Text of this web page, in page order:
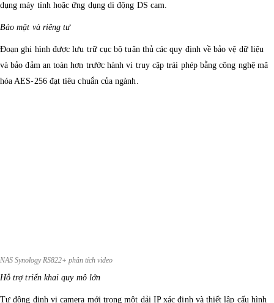
dụng máy tính hoặc ứng dụng di động DS cam.
Bảo mật và riêng tư
Đoạn ghi hình được lưu trữ cục bộ tuân thủ các quy định về bảo vệ dữ liệu
và bảo đảm an toàn hơn trước hành vi truy cập trái phép bằng công nghệ mã
hóa AES-256 đạt tiêu chuẩn của ngành.
NAS Synology RS822+ phân tích video
Hỗ trợ triển khai quy mô lớn
Tự động định vị camera mới trong một dải IP xác định và thiết lập cấu hình